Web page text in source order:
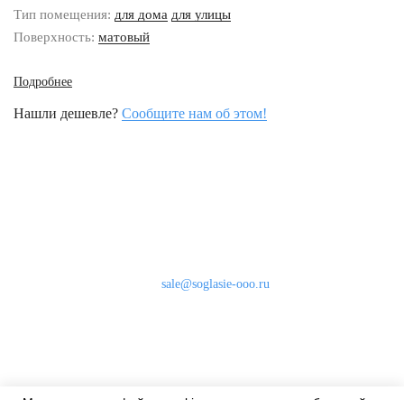
Тип помещения: для дома для улицы
Поверхность: матовый
Подробнее
Нашли дешевле? Сообщите нам об этом!
sale@soglasie-ooo.ru